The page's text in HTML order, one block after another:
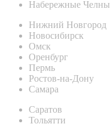
Набережные Челны
Нижний Новгород
Новосибирск
Омск
Оренбург
Пермь
Ростов-на-Дону
Самара
Саратов
Тольятти